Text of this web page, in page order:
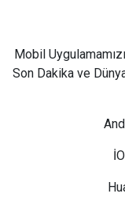
Mobil
Son Dakika ve